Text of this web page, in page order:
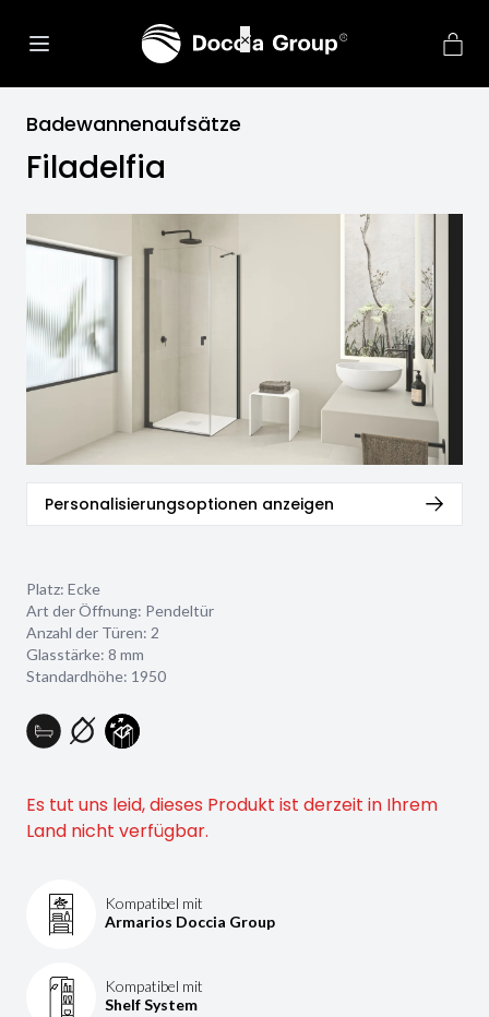
Badewannenaufsätze
Filadelfia
Personalisierungsoptionen anzeigen
Platz: Ecke
Art der Öffnung: Pendeltür
Anzahl der Türen: 2
Glasstärke: 8 mm
Standardhöhe: 1950
Es tut uns leid, dieses Produkt ist derzeit in Ihrem
Land nicht verfügbar.
Kompatibel mit
Armarios Doccia Group
Kompatibel mit
Shelf System
×